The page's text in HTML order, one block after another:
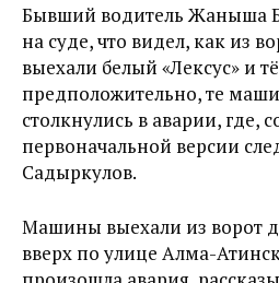
Бывший водитель Жаныша
на суде, что видел, как из
выехали белый «Лексус» и
предположительно, те
столкнулись в аварии, где,
первоначальной версии
Садыркулов.
Машины выехали из ворот
вверх по улице Алма-